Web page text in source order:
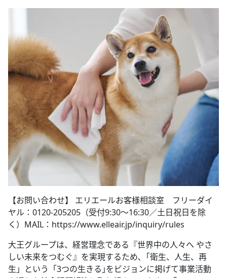
【お問い合わせ】 エリエールお客様相談室 フリーダイ
ヤル：0120-205205（受付9:30～16:30／土日祝日を除
く）MAIL：https://www.elleair.jp/inquiry/rules
大王グループは、経営理念である『世界中の人々へ やさ
しい未来をつむぐ』を実現するため､「衛生、人生、再
生」という「3つの生きる｣をビジョンに掲げて事業活動